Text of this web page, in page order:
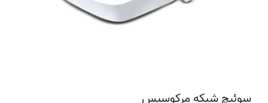
سوئیچ شبکه مرکوسیس